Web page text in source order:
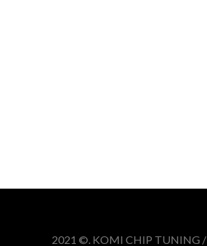
2021 ©. KOMI CHIP TUNING /